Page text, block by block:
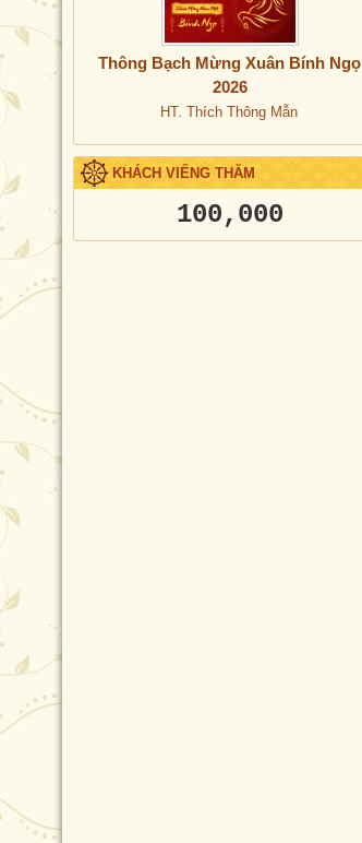
Thông Bạch Mừng Xuân Bính Ngọ
2026
HT. Thích Thông Mẫn
KHÁCH VIẾNG THĂM
100,000